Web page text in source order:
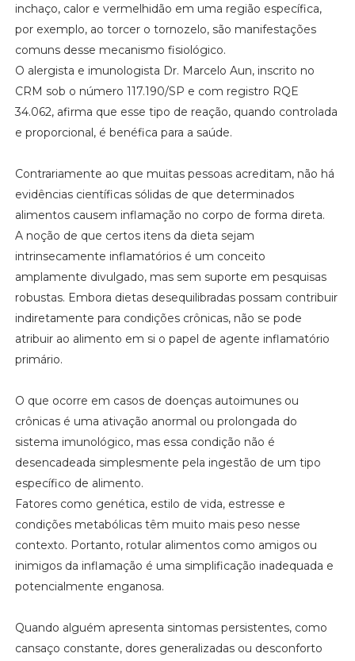
inchaço, calor e vermelhidão em uma região específica,
por exemplo, ao torcer o tornozelo, são manifestações
comuns desse mecanismo fisiológico.
O alergista e imunologista Dr. Marcelo Aun, inscrito no
CRM sob o número 117.190/SP e com registro RQE
34.062, afirma que esse tipo de reação, quando controlada
e proporcional, é benéfica para a saúde.
Contrariamente ao que muitas pessoas acreditam, não há
evidências científicas sólidas de que determinados
alimentos causem inflamação no corpo de forma direta.
A noção de que certos itens da dieta sejam
intrinsecamente inflamatórios é um conceito
amplamente divulgado, mas sem suporte em pesquisas
robustas. Embora dietas desequilibradas possam contribuir
indiretamente para condições crônicas, não se pode
atribuir ao alimento em si o papel de agente inflamatório
primário.
O que ocorre em casos de doenças autoimunes ou
crônicas é uma ativação anormal ou prolongada do
sistema imunológico, mas essa condição não é
desencadeada simplesmente pela ingestão de um tipo
específico de alimento.
Fatores como genética, estilo de vida, estresse e
condições metabólicas têm muito mais peso nesse
contexto. Portanto, rotular alimentos como amigos ou
inimigos da inflamação é uma simplificação inadequada e
potencialmente enganosa.
Quando alguém apresenta sintomas persistentes, como
cansaço constante, dores generalizadas ou desconforto